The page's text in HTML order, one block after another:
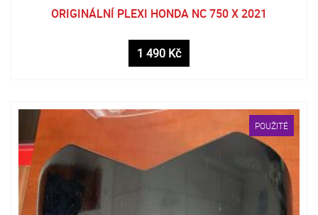
ORIGINÁLNÍ PLEXI HONDA NC 750 X 2021
1 490 Kč
POUŽITÉ